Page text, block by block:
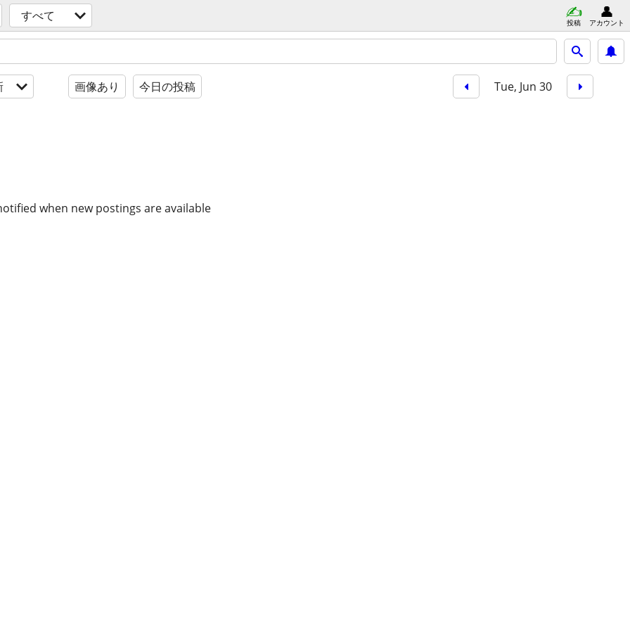
すべて 投稿 アカウント
画像あり 今日の投稿 Tue, Jun 30
when new postings are available